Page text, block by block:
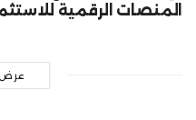
المنصات الرقمية
عرض